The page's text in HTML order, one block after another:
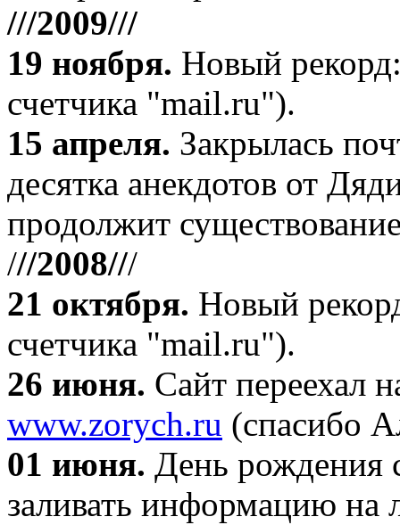
///2009///
19 ноября. Новый
счетчика "mail.ru").
15 апреля. Закрылась
десятка анекдотов от
продолжит
///2008///
21 октября. Новый
счетчика "mail.ru").
26 июня. Сайт переехал
www.zorych.ru (спасибо
01 июня. День рождения
заливать информацию на